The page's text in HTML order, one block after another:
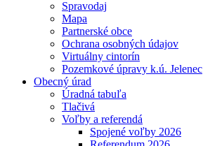
Spravodaj
Mapa
Partnerské obce
Ochrana osobných údajov
Virtuálny cintorín
Pozemkové úpravy k.ú. Jelenec
Obecný úrad
Úradná tabuľa
Tlačivá
Voľby a referendá
Spojené voľby 2026